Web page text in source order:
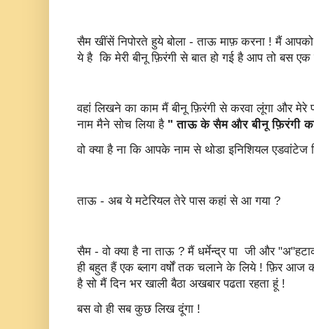
सैम खींसें निपोरते हुये बोला - ताऊ माफ़ करना ! मैं आपको
ये है कि मेरी बीनू फ़िरंगी से बात हो गई है आप तो बस एक
वहां लिखने का काम मैं बीनू फ़िरंगी से करवा लूंगा और मेरे
नाम मैने सोच लिया है " ताऊ के सैम और बीनू फ़िरंगी
वो क्या है ना कि आपके नाम से थोडा इनिशियल एडवांटेज
ताऊ - अब ये मटेरियल तेरे पास कहां से आ गया ?
सैम - वो क्या है ना ताऊ ? मैं धर्मेन्द्र पा जी और
ही बहुत हैं एक ब्लाग वर्षों तक चलाने के लिये ! फ़िर आज
है सो मैं दिन भर खाली बैठा अखबार पढता रहता हूं !
बस वो ही सब कुछ लिख दूंगा !